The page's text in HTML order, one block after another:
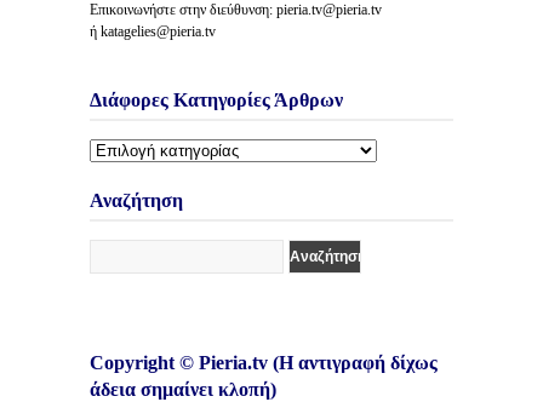
Επικοινωνήστε στην διεύθυνση: pieria.tv@pieria.tv
ή katagelies@pieria.tv
Διάφορες Κατηγορίες Άρθρων
Διάφορες
Άρθρων
Αναζήτηση
Copyright © Pieria.tv (Η αντιγραφή δίχως
άδεια σημαίνει κλοπή)